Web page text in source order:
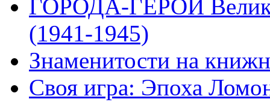
ГОРОДА-ГЕРОИ
(1941-1945)
Знаменитости на
Своя игра: Эпоха